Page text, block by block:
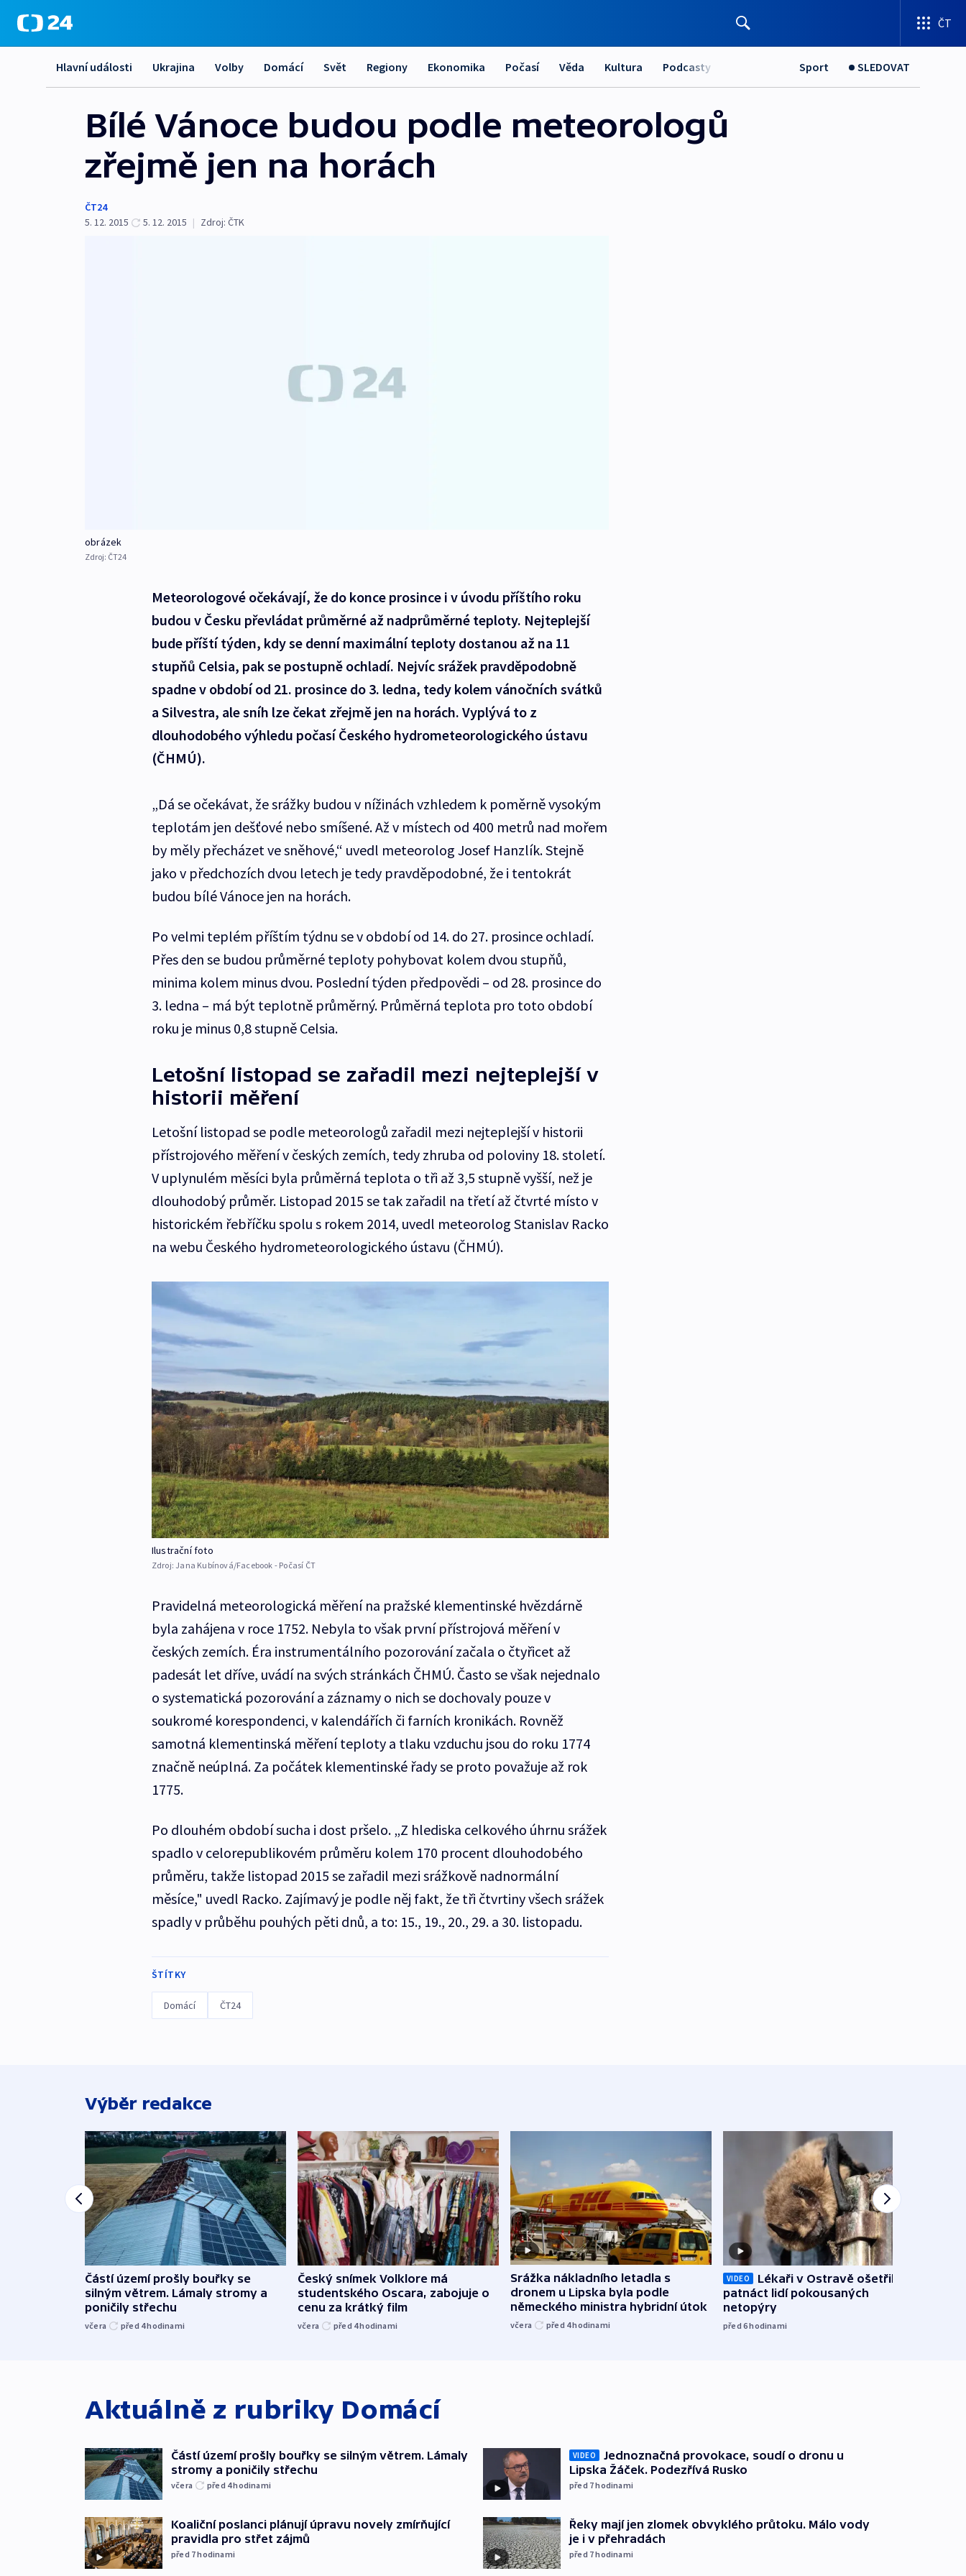
ČT
Hlavní události Ukrajina Volby Domácí Svět Regiony Ekonomika Počasí Věda Kultura Podcasty Sport SLEDOVAT
Bílé Vánoce budou podle meteorologů
zřejmě jen na horách
ČT24
5. 12. 2015
5. 12. 2015 | Zdroj: ČTK
obrázek
Zdroj: ČT24
Meteorologové očekávají, že do konce prosince i v úvodu příštího roku
budou v Česku převládat průměrné až nadprůměrné teploty. Nejteplejší
bude příští týden, kdy se denní maximální teploty dostanou až na 11
stupňů Celsia, pak se postupně ochladí. Nejvíc srážek pravděpodobně
spadne v období od 21. prosince do 3. ledna, tedy kolem vánočních svátků
a Silvestra, ale sníh lze čekat zřejmě jen na horách. Vyplývá to z
dlouhodobého výhledu počasí Českého hydrometeorologického ústavu
(ČHMÚ).
„Dá se očekávat, že srážky budou v nížinách vzhledem k poměrně vysokým
teplotám jen dešťové nebo smíšené. Až v místech od 400 metrů nad mořem
by měly přecházet ve sněhové,“ uvedl meteorolog Josef Hanzlík. Stejně
jako v předchozích dvou letech je tedy pravděpodobné, že i tentokrát
budou bílé Vánoce jen na horách.
Po velmi teplém příštím týdnu se v období od 14. do 27. prosince ochladí.
Přes den se budou průměrné teploty pohybovat kolem dvou stupňů,
minima kolem minus dvou. Poslední týden předpovědi – od 28. prosince do
3. ledna – má být teplotně průměrný. Průměrná teplota pro toto období
roku je minus 0,8 stupně Celsia.
Letošní listopad se zařadil mezi nejteplejší v
historii měření
Letošní listopad se podle meteorologů zařadil mezi nejteplejší v historii
přístrojového měření v českých zemích, tedy zhruba od poloviny 18. století.
V uplynulém měsíci byla průměrná teplota o tři až 3,5 stupně vyšší, než je
dlouhodobý průměr. Listopad 2015 se tak zařadil na třetí až čtvrté místo v
historickém řebříčku spolu s rokem 2014, uvedl meteorolog Stanislav Racko
na webu Českého hydrometeorologického ústavu (ČHMÚ).
Ilustrační foto
Zdroj: Jana Kubínová/Facebook - Počasí ČT
Pravidelná meteorologická měření na pražské klementinské hvězdárně
byla zahájena v roce 1752. Nebyla to však první přístrojová měření v
českých zemích. Éra instrumentálního pozorování začala o čtyřicet až
padesát let dříve, uvádí na svých stránkách ČHMÚ. Často se však nejednalo
o systematická pozorování a záznamy o nich se dochovaly pouze v
soukromé korespondenci, v kalendářích či farních kronikách. Rovněž
samotná klementinská měření teploty a tlaku vzduchu jsou do roku 1774
značně neúplná. Za počátek klementinské řady se proto považuje až rok
1775.
Po dlouhém období sucha i dost pršelo. „Z hlediska celkového úhrnu srážek
spadlo v celorepublikovém průměru kolem 170 procent dlouhodobého
průměru, takže listopad 2015 se zařadil mezi srážkově nadnormální
měsíce," uvedl Racko. Zajímavý je podle něj fakt, že tři čtvrtiny všech srážek
spadly v průběhu pouhých pěti dnů, a to: 15., 19., 20., 29. a 30. listopadu.
ŠTÍTKY
Domácí ČT24
Výběr redakce
Částí území prošly bouřky se
silným větrem. Lámaly stromy a
poničily střechu
včera před 4hodinami
Český snímek Volklore má
studentského Oscara, zabojuje o
cenu za krátký film
včera před 4hodinami
Srážka nákladního letadla s
dronem u Lipska byla podle
německého ministra hybridní útok
včera před 4hodinami
VIDEO
Lékaři v Ostravě ošetřili už
patnáct lidí pokousaných
netopýry
před 6hodinami
Aktuálně z rubriky Domácí
Částí území prošly bouřky se silným větrem. Lámaly
stromy a poničily střechu
včera před 4hodinami
Koaliční poslanci plánují úpravu novely zmírňující
pravidla pro střet zájmů
před 7hodinami
VIDEO
Jednoznačná provokace, soudí o dronu u
Lipska Žáček. Podezřívá Rusko
před 7hodinami
Řeky mají jen zlomek obvyklého průtoku. Málo vody
je i v přehradách
před 7hodinami